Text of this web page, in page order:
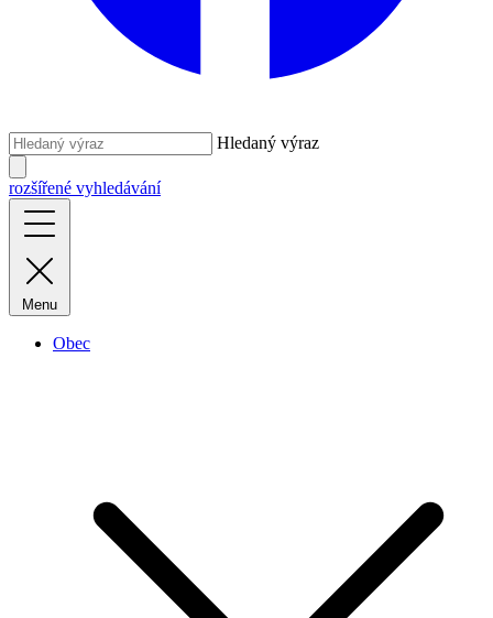
Hledaný výraz
rozšířené vyhledávání
Menu
Obec